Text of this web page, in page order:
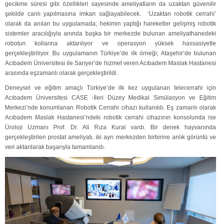
gecikme süresi gibi özellikleri sayesinde ameliyatların da uzaktan güvenilir
şekilde canlı yapılmasına imkan sağlayabilecek. ‘Uzaktan robotik cerrahi’
olarak da anılan bu uygulamada; hekimin yaptığı hareketler gelişmiş robotik
sistemler aracılığıyla anında başka bir merkezde bulunan ameliyathanedeki
robotun kollarına aktarılıyor ve operasyon yüksek hassasiyetle
gerçekleştiriliyor. Bu uygulamanın Türkiye’de ilk örneği; Ataşehir’de bulunan
Acıbadem Üniversitesi ile Sarıyer’de hizmet veren Acıbadem Maslak Hastanesi
arasında eşzamanlı olarak gerçekleştirildi.
Deneysel ve eğitim amaçlı Türkiye’de ilk kez uygulanan telecerrahi için
Acıbadem Üniversitesi CASE -İleri Düzey Medikal Simülasyon ve Eğitim
Merkezi’nde konumlanan Robotik Cerrahi cihazı kullanıldı. Eş zamanlı olarak
Acıbadem Maslak Hastanesi’ndeki robotik cerrahi cihazının konsolunda ise
Üroloji Uzmanı Prof. Dr. Ali Rıza Kural vardı. Bir denek hayvanında
gerçekleştirilen prostat ameliyatı, iki ayrı merkezden birbirine anlık görüntü ve
veri aktarılarak başarıyla tamamlandı.